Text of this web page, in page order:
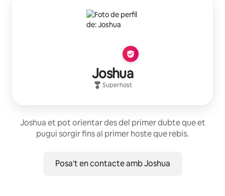
Joshua
Superhost
Joshua et pot orientar des del primer dubte que et
pugui sorgir fins al primer hoste que rebis.
Posa't en contacte amb Joshua